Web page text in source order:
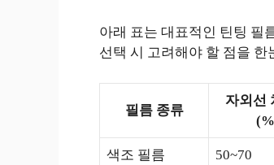
아래 표는 대표적인 틴팅 필
선택 시 고려해야 할 점을 한
필름 종류
자외선
색조 필름 50~70